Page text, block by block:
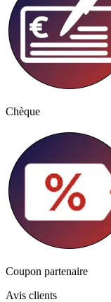
Chèque
Coupon partenaire
Avis clients